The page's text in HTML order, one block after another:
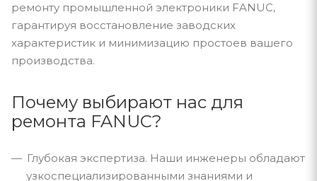
ремонту промышленной электроники FANUC,
гарантируя восстановление заводских
характеристик и минимизацию простоев вашего
производства.
Почему выбирают нас для
ремонта FANUC?
Глубокая экспертиза. Наши инженеры обладают
узкоспециализированными знаниями и